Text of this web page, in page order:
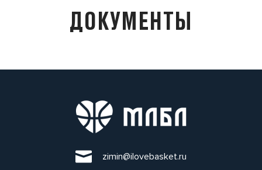
ДОКУМЕНТЫ
zimin@ilovebasket.ru